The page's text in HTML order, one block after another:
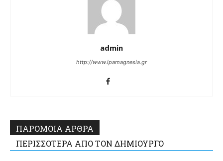
admin
http://www.ipamagnesia.gr
ΠΑΡΟΜΟΙΑ ΑΡΘΡΑ
ΠΕΡΙΣΣΟΤΕΡΑ ΑΠΟ ΤΟΝ ΔΗΜΙΟΥΡΓΟ